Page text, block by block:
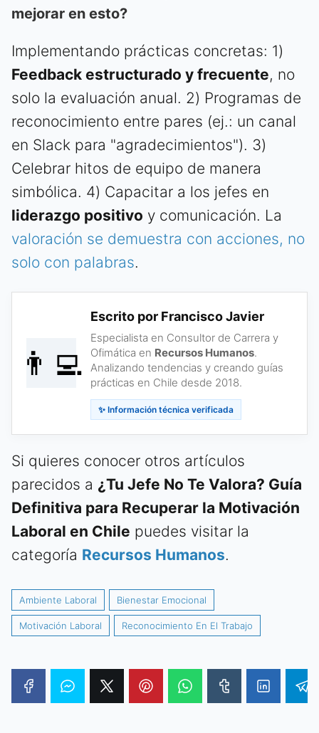
mejorar en esto?
Implementando prácticas concretas: 1)
Feedback estructurado y frecuente, no
solo la evaluación anual. 2) Programas de
reconocimiento entre pares (ej.: un canal
en Slack para "agradecimientos"). 3)
Celebrar hitos de equipo de manera
simbólica. 4) Capacitar a los jefes en
liderazgo positivo y comunicación. La
valoración se demuestra con acciones, no
solo con palabras.
👨‍💻
Escrito por Francisco Javier
Especialista en Consultor de Carrera y
Ofimática en Recursos Humanos.
Analizando tendencias y creando guías
prácticas en Chile desde 2018.
✨ Información técnica verificada
Si quieres conocer otros artículos
parecidos a ¿Tu Jefe No Te Valora? Guía
Definitiva para Recuperar la Motivación
Laboral en Chile puedes visitar la
categoría Recursos Humanos.
Ambiente Laboral Bienestar Emocional
Motivación Laboral Reconocimiento En El Trabajo